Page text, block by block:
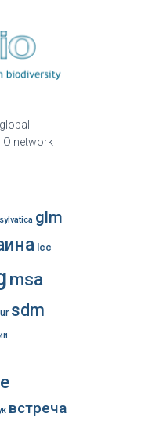
network
glm
lcc
msa
sdm
встреча